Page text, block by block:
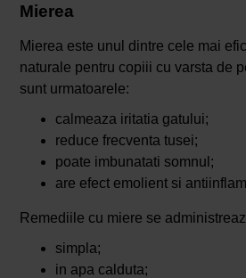
Mierea
Mierea este unul dintre cele mai
naturale pentru copiii cu varsta de
sunt urmatoarele:
calmeaza iritatia gatului;
reduce frecventa tusei;
poate imbunatati somnul;
are efect emolient si
Remediile cu miere se
simpla;
in apa calduta;